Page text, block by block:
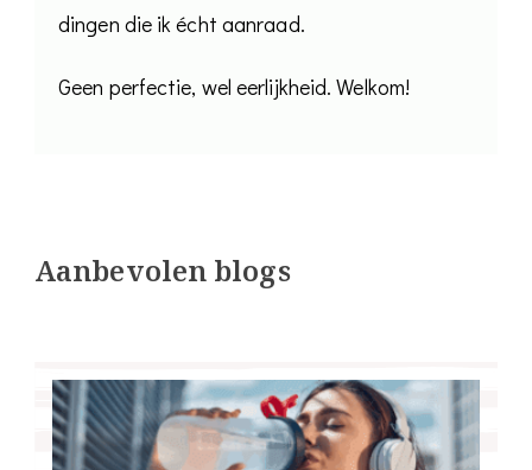
dingen die ik écht aanraad.
Geen perfectie, wel eerlijkheid. Welkom!
Aanbevolen blogs